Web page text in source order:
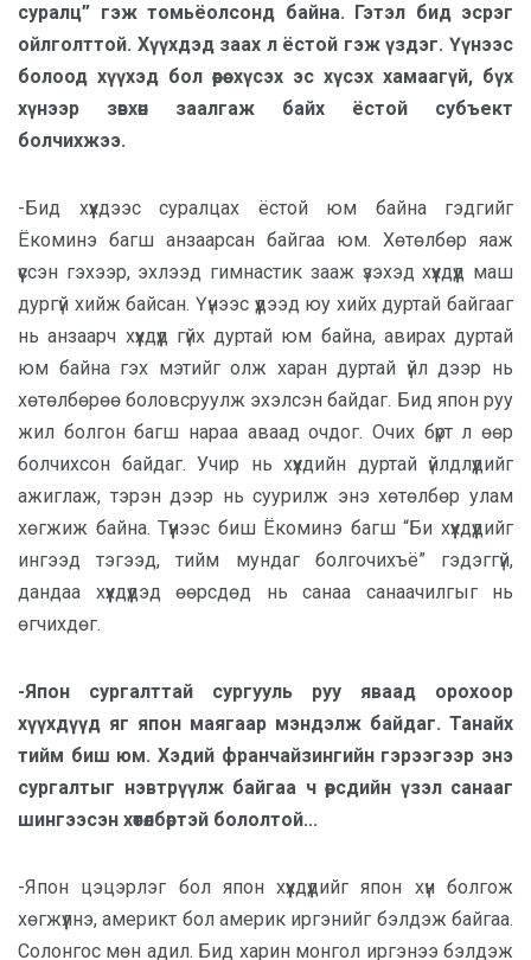
суралц” гэж томьёолсонд байна. Гэтэл бид эсрэг
ойлголттой. Хүүхдэд заах л ёстой гэж үздэг. Үүнээс
болоод хүүхэд бол өөрөө хүсэх эс хүсэх хамаагүй, бүх
хүнээр зөвхөн заалгаж байх ёстой субъект
болчихжээ.
-Бид хүүхдээс суралцах ёстой юм байна гэдгийг
Ёкоминэ багш анзаарсан байгаа юм. Хөтөлбөр яаж
үүссэн гэхээр, эхлээд гимнастик зааж үзэхэд хүүхдүүд маш
дургүй хийж байсан. Үүнээс үүдээд юу хийх дуртай байгааг
нь анзаарч хүүхдүүд гүйх дуртай юм байна, авирах дуртай
юм байна гэх мэтийг олж харан дуртай үйл дээр нь
хөтөлбөрөө боловсруулж эхэлсэн байдаг. Бид япон руу
жил болгон багш нараа аваад очдог. Очих бүрт л өөр
болчихсон байдаг. Учир нь хүүхдийн дуртай үйлдлүүдийг
ажиглаж, тэрэн дээр нь суурилж энэ хөтөлбөр улам
хөгжиж байна. Түүнээс биш Ёкоминэ багш “Би хүүхдүүдийг
ингээд тэгээд, тийм мундаг болгочихъё” гэдэггүй,
дандаа хүүхдүүдэд өөрсдөд нь санаа санаачилгыг нь
өгчихдөг.
-Япон сургалттай сургууль руу яваад орохоор
хүүхдүүд яг япон маягаар мэндэлж байдаг. Танайх
тийм биш юм. Хэдий франчайзингийн гэрээгээр энэ
сургалтыг нэвтрүүлж байгаа ч өөрсдийн үзэл санааг
шингээсэн хөтөлбөртэй бололтой...
-Япон цэцэрлэг бол япон хүүхдүүдийг япон хүн болгож
хөгжүүлнэ, америкт бол америк иргэнийг бэлдэж байгаа.
Солонгос мөн адил. Бид харин монгол иргэнээ бэлдэж